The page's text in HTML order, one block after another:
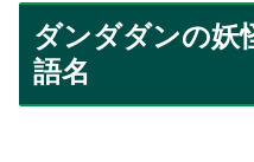
ダンダダンの妖
語名